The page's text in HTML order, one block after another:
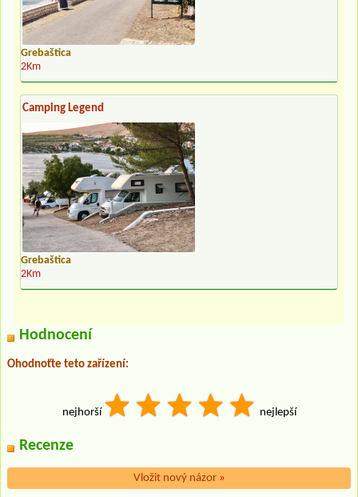
Grebaštica
2Km
Camping Legend
Grebaštica
2Km
Hodnocení
Ohodnoťte teto zařízení:
nejhorší nejlepší
Recenze
Vložit nový názor »